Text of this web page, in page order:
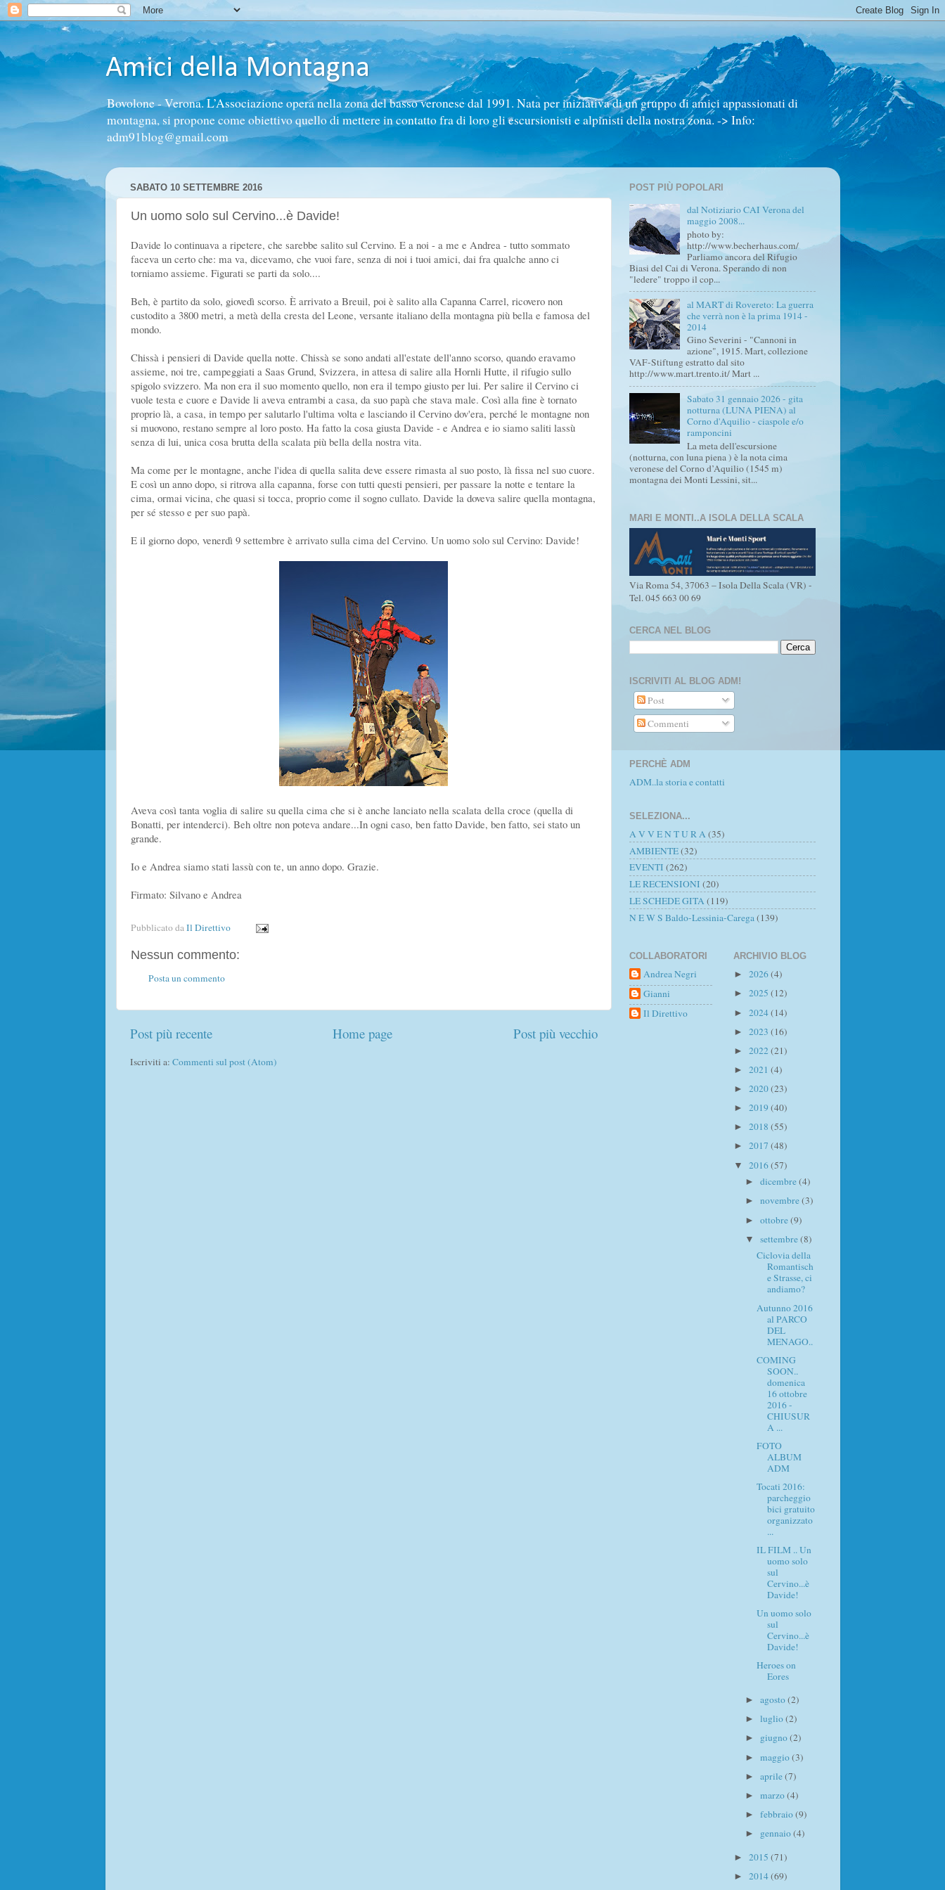
Amici della Montagna
Bovolone - Verona. L’Associazione opera nella zona del basso veronese dal 1991. Nata per iniziativa di un gruppo di amici appassionati di
montagna, si propone come obiettivo quello di mettere in contatto fra di loro gli escursionisti e alpinisti della nostra zona. -> Info:
adm91blog@gmail.com
SABATO 10 SETTEMBRE 2016
Un uomo solo sul Cervino...è Davide!
Davide lo continuava a ripetere, che sarebbe salito sul Cervino. E a noi - a me e Andrea - tutto sommato
faceva un certo che: ma va, dicevamo, che vuoi fare, senza di noi i tuoi amici, dai fra qualche anno ci
torniamo assieme. Figurati se parti da solo....
Beh, è partito da solo, giovedì scorso. È arrivato a Breuil, poi è salito alla Capanna Carrel, ricovero non
custodito a 3800 metri, a metà della cresta del Leone, versante italiano della montagna più bella e famosa del
mondo.
Chissà i pensieri di Davide quella notte. Chissà se sono andati all'estate dell'anno scorso, quando eravamo
assieme, noi tre, campeggiati a Saas Grund, Svizzera, in attesa di salire alla Hornli Hutte, il rifugio sullo
spigolo svizzero. Ma non era il suo momento quello, non era il tempo giusto per lui. Per salire il Cervino ci
vuole testa e cuore e Davide li aveva entrambi a casa, da suo papà che stava male. Così alla fine è tornato
proprio là, a casa, in tempo per salutarlo l'ultima volta e lasciando il Cervino dov'era, perché le montagne non
si muovono, restano sempre al loro posto. Ha fatto la cosa giusta Davide - e Andrea e io siamo saliti lassù
senza di lui, unica cosa brutta della scalata più bella della nostra vita.
Ma come per le montagne, anche l'idea di quella salita deve essere rimasta al suo posto, là fissa nel suo cuore.
E così un anno dopo, si ritrova alla capanna, forse con tutti questi pensieri, per passare la notte e tentare la
cima, ormai vicina, che quasi si tocca, proprio come il sogno cullato. Davide la doveva salire quella montagna,
per sé stesso e per suo papà.
E il giorno dopo, venerdì 9 settembre è arrivato sulla cima del Cervino. Un uomo solo sul Cervino: Davide!
Aveva così tanta voglia di salire su quella cima che si è anche lanciato nella scalata della croce (quella di
Bonatti, per intenderci). Beh oltre non poteva andare...In ogni caso, ben fatto Davide, ben fatto, sei stato un
grande.
Io e Andrea siamo stati lassù con te, un anno dopo. Grazie.
Firmato: Silvano e Andrea
Pubblicato daIl Direttivo
Nessun commento:
Posta un commento
Post più recente Post più vecchio
Home page
Iscriviti a: Commenti sul post (Atom)
POST PIÙ POPOLARI
dal Notiziario CAI Verona del
maggio 2008...
photo by:
http://www.becherhaus.com/
Parliamo ancora del Rifugio
Biasi del Cai di Verona. Sperando di non
"ledere" troppo il cop...
al MART di Rovereto: La guerra
che verrà non è la prima 1914 -
2014
Gino Severini - "Cannoni in
azione", 1915. Mart, collezione
VAF-Stiftung estratto dal sito
http://www.mart.trento.it/ Mart ...
Sabato 31 gennaio 2026 - gita
notturna (LUNA PIENA) al
Corno d'Aquilio - ciaspole e/o
ramponcini
La meta dell'escursione
(notturna, con luna piena ) è la nota cima
veronese del Corno d’Aquilio (1545 m)
montagna dei Monti Lessini, sit...
MARI E MONTI..A ISOLA DELLA SCALA
Via Roma 54, 37063 – Isola Della Scala (VR) -
Tel. 045 663 00 69
CERCA NEL BLOG
ISCRIVITI AL BLOG ADM!
Post
Commenti
PERCHÈ ADM
ADM..la storia e contatti
SELEZIONA...
A V V E N T U R A (35)
AMBIENTE(32)
EVENTI (262)
LE RECENSIONI (20)
LE SCHEDE GITA (119)
N E W S Baldo-Lessinia-Carega (139)
COLLABORATORI
Andrea Negri
Gianni
Il Direttivo
ARCHIVIO BLOG
► 2026(4)
► 2025 (12)
► 2024(14)
► 2023 (16)
► 2022 (21)
► 2021 (4)
► 2020(23)
► 2019 (40)
► 2018 (55)
► 2017 (48)
▼ 2016(57)
► dicembre(4)
► novembre(3)
► ottobre(9)
▼ settembre(8)
Ciclovia della
Romantisch
e Strasse, ci
andiamo?
Autunno 2016
al PARCO
DEL
MENAGO..
COMING
SOON..
domenica
16 ottobre
2016 -
CHIUSUR
A ...
FOTO
ALBUM
ADM
Tocati 2016:
parcheggio
bici gratuito
organizzato
...
IL FILM .. Un
uomo solo
sul
Cervino...è
Davide!
Un uomo solo
sul
Cervino...è
Davide!
Heroes on
Eores
► agosto(2)
► luglio(2)
► giugno(2)
► maggio(3)
► aprile(7)
► marzo(4)
► febbraio(9)
► gennaio(4)
► 2015 (71)
► 2014(69)